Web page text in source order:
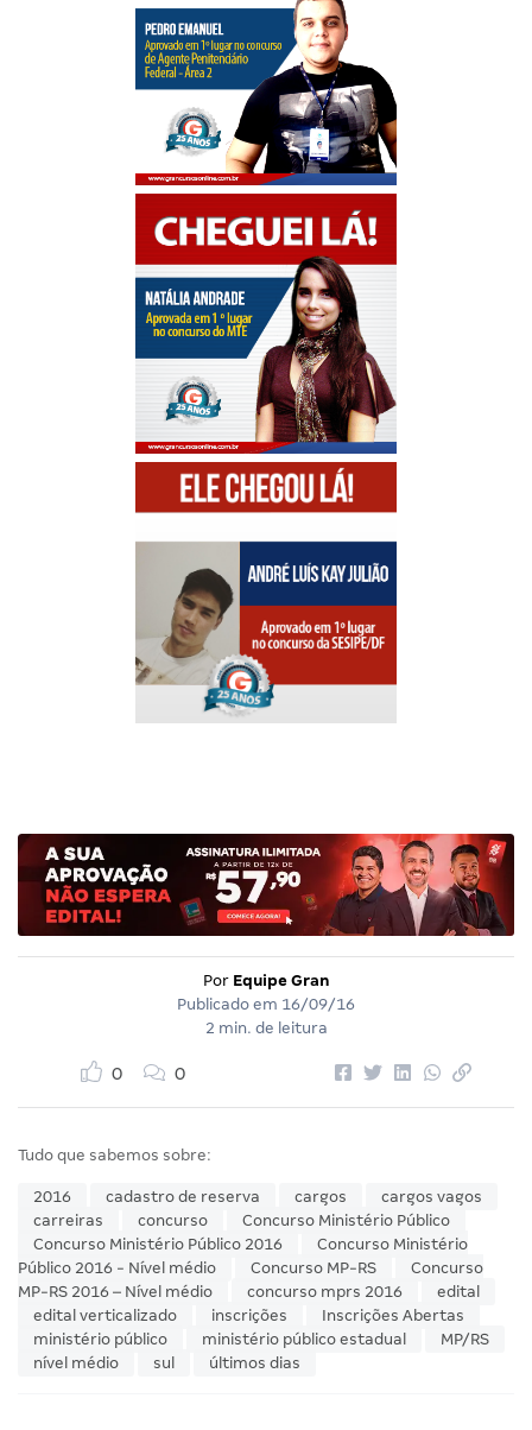
Por Equipe Gran
Publicado em 16/09/16
2 min. de leitura
0 0
Tudo que sabemos sobre:
2016 cadastro de reserva cargos
cargos vagos
carreiras
concurso
Concurso Ministério Público
Concurso Ministério Público 2016
Concurso Ministério
Público 2016 - Nível médio
Concurso MP-RS
Concurso
MP-RS 2016 – Nível médio
concurso mprs 2016
edital
edital verticalizado
inscrições
Inscrições Abertas
ministério público
ministério público estadual
MP/RS
nível médio
sul últimos dias